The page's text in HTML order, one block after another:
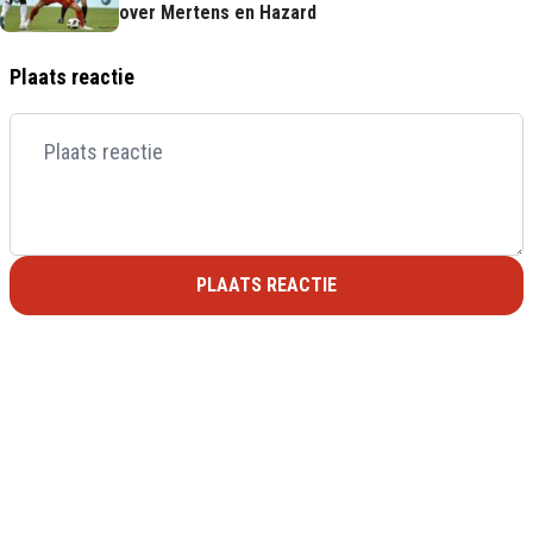
over Mertens en Hazard
Plaats reactie
PLAATS REACTIE